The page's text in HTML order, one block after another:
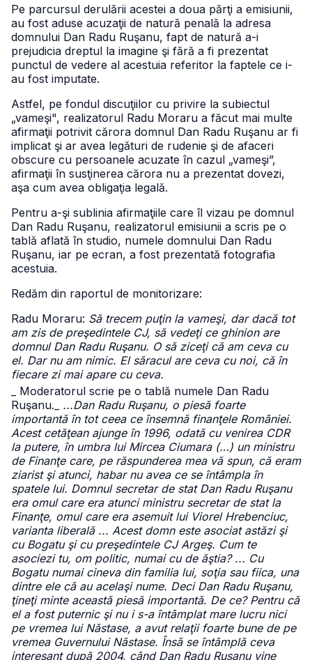
Pe parcursul derulării acestei a doua părţi a emisiunii,
au fost aduse acuzaţii de natură penală la adresa
domnului Dan Radu Ruşanu, fapt de natură a-i
prejudicia dreptul la imagine şi fără a fi prezentat
punctul de vedere al acestuia referitor la faptele ce i-
au fost imputate.
Astfel, pe fondul discuţiilor cu privire la subiectul
„vameşi", realizatorul Radu Moraru a făcut mai multe
afirmaţii potrivit cărora domnul Dan Radu Ruşanu ar fi
implicat şi ar avea legături de rudenie şi de afaceri
obscure cu persoanele acuzate în cazul „vameşi”,
afirmaţii în susţinerea cărora nu a prezentat dovezi,
aşa cum avea obligaţia legală.
Pentru a-şi sublinia afirmaţiile care îl vizau pe domnul
Dan Radu Ruşanu, realizatorul emisiunii a scris pe o
tablă aflată în studio, numele domnului Dan Radu
Ruşanu, iar pe ecran, a fost prezentată fotografia
acestuia.
Redăm din raportul de monitorizare:
Radu Moraru: Să trecem puţin la vameşi, dar dacă tot
am zis de preşedintele CJ, să vedeţi ce ghinion are
domnul Dan Radu Ruşanu. O să ziceţi că am ceva cu
el. Dar nu am nimic. El săracul are ceva cu noi, că în
fiecare zi mai apare cu ceva.
_ Moderatorul scrie pe o tablă numele Dan Radu
Ruşanu.
...Dan Radu Ruşanu, o piesă foarte
importantă în tot ceea ce însemnă finanţele României.
Acest cetăţean ajunge în 1996, odată cu venirea CDR
la putere, în umbra lui Mircea Ciumara (…) un ministru
de Finanţe care, pe răspunderea mea vă spun, că eram
ziarist şi atunci, habar nu avea ce se întâmpla în
spatele lui. Domnul secretar de stat Dan Radu Ruşanu
era omul care era atunci ministru secretar de stat la
Finanţe, omul care era asemuit lui Viorel Hrebenciuc,
varianta liberală ... Acest domn este asociat astăzi şi
cu Bogatu şi cu preşedintele CJ Argeş. Cum te
asociezi tu, om politic, numai cu de ăştia? ... Cu
Bogatu numai cineva din familia lui, soţia sau fiica, una
dintre ele că au acelaşi nume. Deci Dan Radu Ruşanu,
ţineţi minte această piesă importantă. De ce? Pentru că
el a fost puternic şi nu i s-a întâmplat mare lucru nici
pe vremea lui Năstase, a avut relaţii foarte bune de pe
vremea Guvernului Năstase. Însă se întâmplă ceva
interesant după 2004, când Dan Radu Ruşanu vine